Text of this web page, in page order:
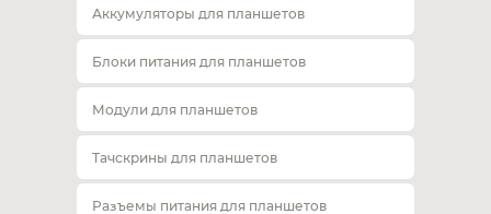
Аккумуляторы для планшетов
Блоки питания для планшетов
Модули для планшетов
Тачскрины для планшетов
Разъемы питания для планшетов